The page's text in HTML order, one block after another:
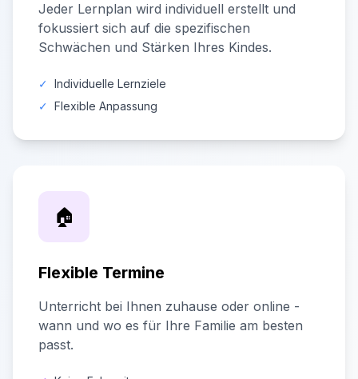
Jeder Lernplan wird individuell erstellt und
fokussiert sich auf die spezifischen
Schwächen und Stärken Ihres Kindes.
✓ Individuelle Lernziele
✓ Flexible Anpassung
🏠
Flexible Termine
Unterricht bei Ihnen zuhause oder online -
wann und wo es für Ihre Familie am besten
passt.